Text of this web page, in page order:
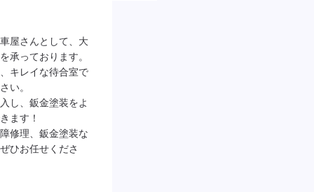
屋さんとして、大
承っております。
キレイな待合室で
い。
し、鈑金塗装をよ
ます！
修理、鈑金塗装な
ひお任せくださ